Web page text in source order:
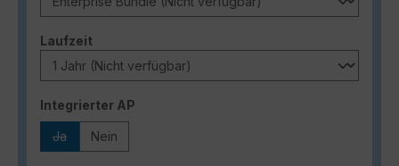
Laufzeitauswählen
Integrierter AP
Ja Nein